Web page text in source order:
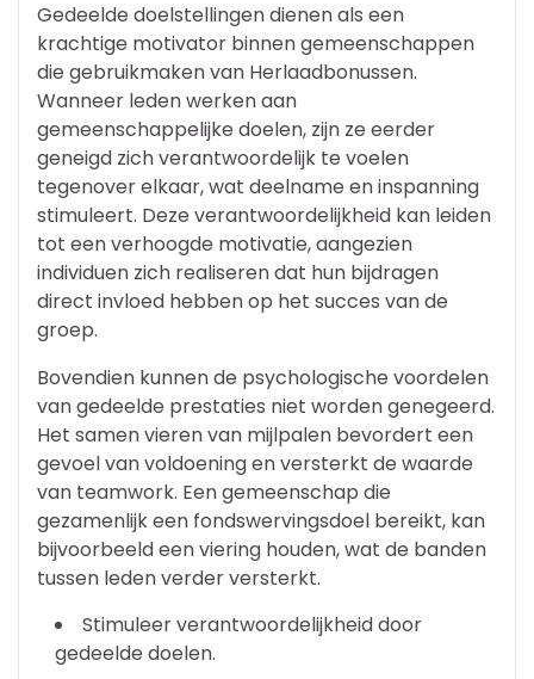
Gedeelde doelstellingen dienen als een
krachtige motivator binnen gemeenschappen
die gebruikmaken van Herlaadbonussen.
Wanneer leden werken aan
gemeenschappelijke doelen, zijn ze eerder
geneigd zich verantwoordelijk te voelen
tegenover elkaar, wat deelname en inspanning
stimuleert. Deze verantwoordelijkheid kan leiden
tot een verhoogde motivatie, aangezien
individuen zich realiseren dat hun bijdragen
direct invloed hebben op het succes van de
groep.
Bovendien kunnen de psychologische voordelen
van gedeelde prestaties niet worden genegeerd.
Het samen vieren van mijlpalen bevordert een
gevoel van voldoening en versterkt de waarde
van teamwork. Een gemeenschap die
gezamenlijk een fondswervingsdoel bereikt, kan
bijvoorbeeld een viering houden, wat de banden
tussen leden verder versterkt.
Stimuleer verantwoordelijkheid door
gedeelde doelen.